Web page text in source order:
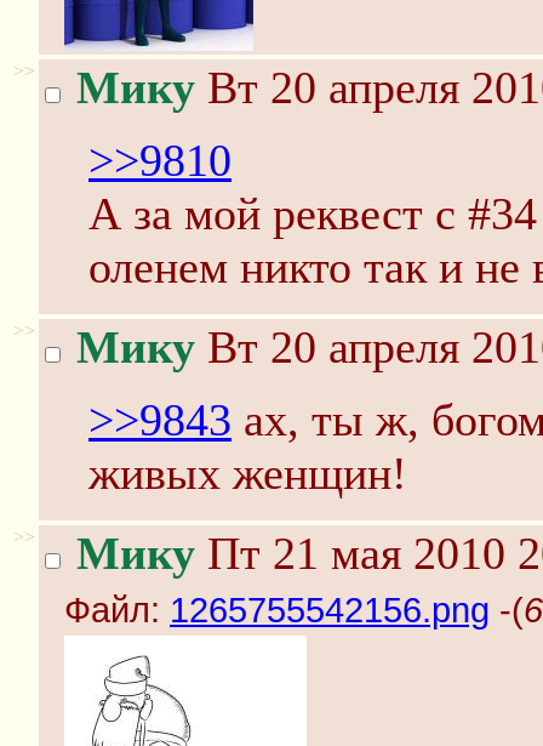
>> Мику Вт 20 апреля
>>9810
А за мой реквест с
оленем никто так и не
>> Мику Вт 20 апреля
>>9843 ах, ты ж,
живых женщин!
>> Мику Пт 21 мая 2010
Файл: 1265755542156.png -(